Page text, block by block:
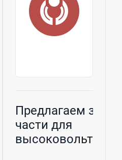
Предлагаем зап.
части для
высоковольтных